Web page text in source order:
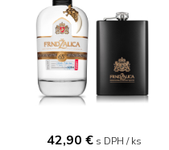
42,90 € s DPH / ks